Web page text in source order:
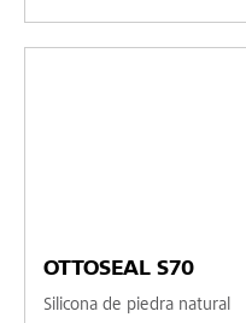
OTTOSEAL S70
Silicona de piedra natural